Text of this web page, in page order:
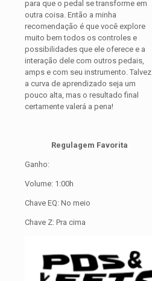
para que o pedal se transforme em
outra coisa. Então a minha
recomendação é que você explore
muito bem todos os controles e
possibilidades que ele oferece e a
interação dele com outros pedais,
amps e com seu instrumento. Talvez
a curva de aprendizado seja um
pouco alta, mas o resultado final
certamente valerá a pena!
Regulagem Favorita
Ganho:
Volume: 1:00h
Chave EQ: No meio
Chave Z: Pra cima